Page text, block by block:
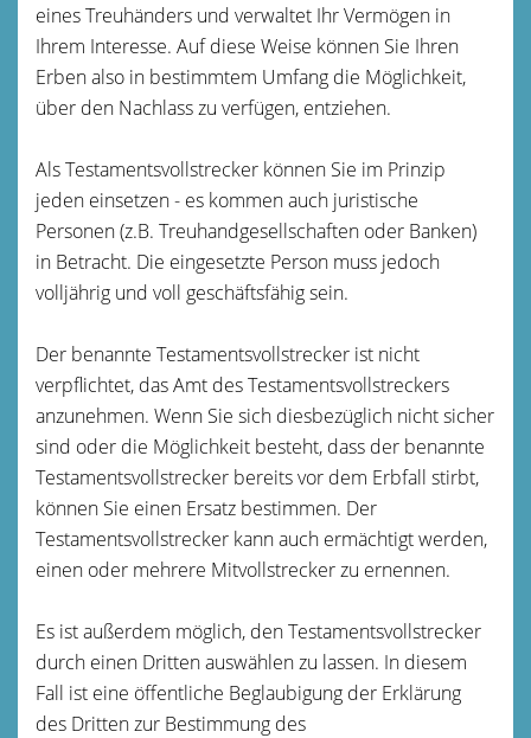
eines Treuhänders und verwaltet Ihr Vermögen in
Ihrem Interesse. Auf diese Weise können Sie Ihren
Erben also in bestimmtem Umfang die Möglichkeit,
über den Nachlass zu verfügen, entziehen.
Als Testamentsvollstrecker können Sie im Prinzip
jeden einsetzen - es kommen auch juristische
Personen (z.B. Treuhandgesellschaften oder Banken)
in Betracht. Die eingesetzte Person muss jedoch
volljährig und voll geschäftsfähig sein.
Der benannte Testamentsvollstrecker ist nicht
verpflichtet, das Amt des Testamentsvollstreckers
anzunehmen. Wenn Sie sich diesbezüglich nicht sicher
sind oder die Möglichkeit besteht, dass der benannte
Testamentsvollstrecker bereits vor dem Erbfall stirbt,
können Sie einen Ersatz bestimmen. Der
Testamentsvollstrecker kann auch ermächtigt werden,
einen oder mehrere Mitvollstrecker zu ernennen.
Es ist außerdem möglich, den Testamentsvollstrecker
durch einen Dritten auswählen zu lassen. In diesem
Fall ist eine öffentliche Beglaubigung der Erklärung
des Dritten zur Bestimmung des